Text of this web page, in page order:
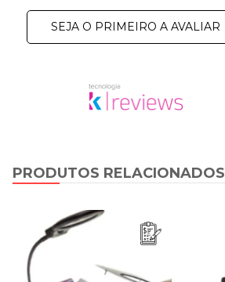
SEJA O PRIMEIRO A AVALIAR
PRODUTOS RELACIONADOS